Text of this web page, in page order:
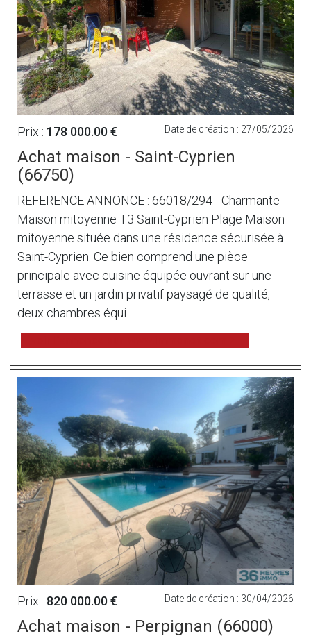
Prix : 178 000.00 € Date de création : 27/05/2026
Achat maison - Saint-Cyprien
(66750)
REFERENCE ANNONCE : 66018/294 - Charmante
Maison mitoyenne T3 Saint-Cyprien Plage Maison
mitoyenne située dans une résidence sécurisée à
Saint-Cyprien. Ce bien comprend une pièce
principale avec cuisine équipée ouvrant sur une
terrasse et un jardin privatif paysagé de qualité,
deux chambres équi...
Prix : 820 000.00 € Date de création : 30/04/2026
Achat maison - Perpignan (66000)